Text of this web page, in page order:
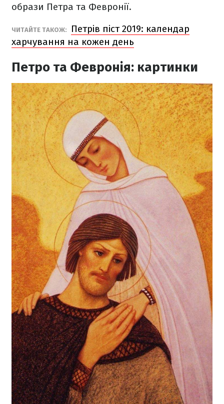
образи Петра та Февронії.
ЧИТАЙТЕ ТАКОЖ:
Петрів піст 2019: календар
харчування на кожен день
Петро та Февронія: картинки